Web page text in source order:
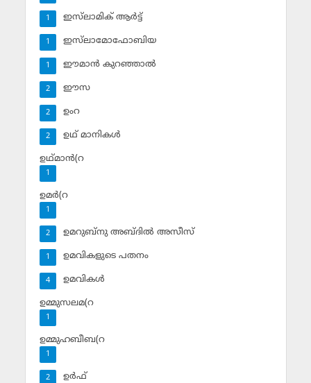
ഇസ്‌ലാമിക് ആര്‍ട്ട്
1
ഇസ്‌ലാമോഫോബിയ
1
ഈമാന്‍ കുറഞ്ഞാല്‍
1
ഈസ
2
ഉംറ
2
ഉഥ് മാനികള്‍
2
ഉഥ്മാന്‍(റ
1
ഉമര്‍(റ
1
ഉമറുബ്‌നു അബ്ദില്‍ അസീസ്‌
2
ഉമവികളുടെ പതനം
1
ഉമവികള്‍
4
ഉമ്മുസലമ(റ
1
ഉമ്മുഹബീബ(റ
1
ഉര്‍ഫ്
2